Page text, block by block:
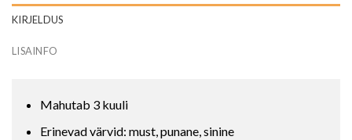
KIRJELDUS
LISAINFO
Mahutab 3 kuuli
Erinevad värvid: must, punane, sinine